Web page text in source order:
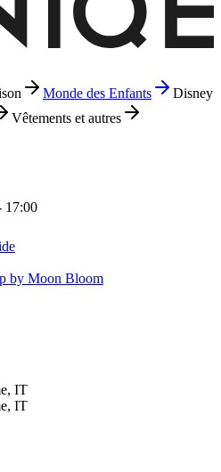
Monde des Enfants
Disney
Vêtements et autres
17:00
IT
IT